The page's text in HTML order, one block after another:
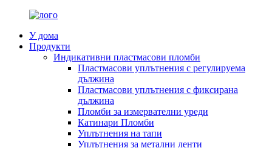
У дома
Продукти
Индикативни пластмасови пломби
Пластмасови уплътнения с регулируема
дължина
Пластмасови уплътнения с фиксирана
дължина
Пломби за измервателни уреди
Катинари Пломби
Уплътнения на тапи
Уплътнения за метални ленти